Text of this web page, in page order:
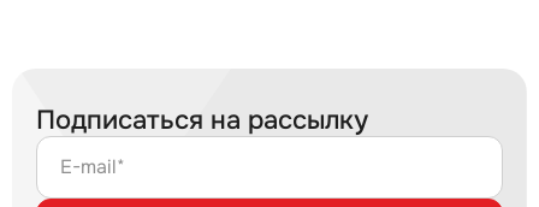
Подписаться на рассылку
E-mail*